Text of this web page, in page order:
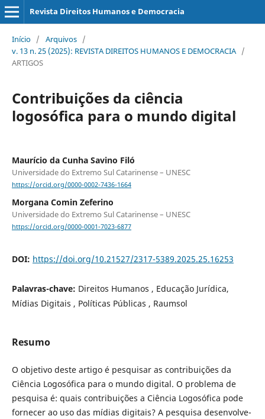
Revista Direitos Humanos e Democracia
Início / Arquivos /
v. 13 n. 25 (2025): REVISTA DIREITOS HUMANOS E DEMOCRACIA /
ARTIGOS
Contribuições da ciência
logosófica para o mundo digital
Maurício da Cunha Savino Filó
Universidade do Extremo Sul Catarinense – UNESC
https://orcid.org/0000-0002-7436-1664
Morgana Comin Zeferino
Universidade do Extremo Sul Catarinense – UNESC
https://orcid.org/0000-0001-7023-6877
DOI: https://doi.org/10.21527/2317-5389.2025.25.16253
Palavras-chave: Direitos Humanos , Educação Jurídica,
Mídias Digitais , Políticas Públicas , Raumsol
Resumo
O objetivo deste artigo é pesquisar as contribuições da
Ciência Logosófica para o mundo digital. O problema de
pesquisa é: quais contribuições a Ciência Logosófica pode
fornecer ao uso das mídias digitais? A pesquisa desenvolve-